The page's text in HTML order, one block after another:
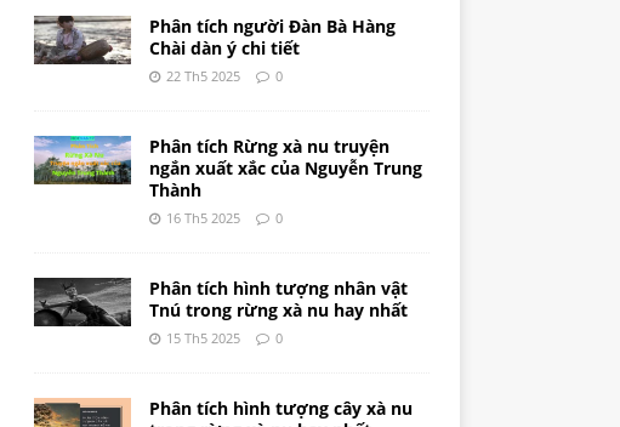
Phân tích người Đàn Bà Hàng
Chài dàn ý chi tiết
22 Th5 2025 0
Phân tích Rừng xà nu truyện
ngắn xuất xắc của Nguyễn Trung
Thành
16 Th5 2025 0
Phân tích hình tượng nhân vật
Tnú trong rừng xà nu hay nhất
15 Th5 2025 0
Phân tích hình tượng cây xà nu